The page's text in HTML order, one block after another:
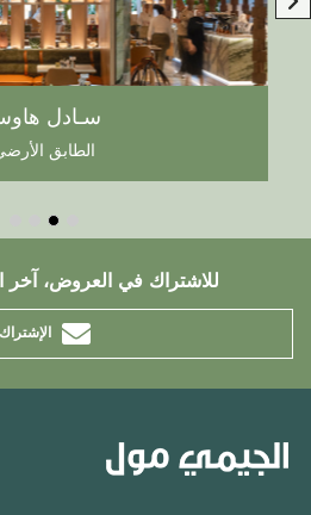
سـادل
الطابق
للاشتراك في العروض، آخر
الإشتراك